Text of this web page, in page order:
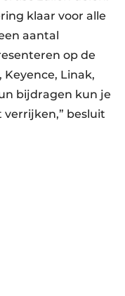
klaar voor alle
aantal
op de
Keyence, Linak,
bijdragen kun je
besluit